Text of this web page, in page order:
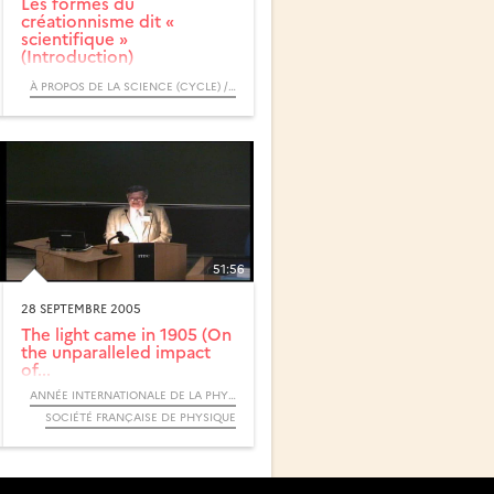
créationnisme dit «
scientifique »
(Introduction)
À PROPOS DE LA SCIENCE (CYCLE) / RENDEZ-VOUS D’ARCHIMÈDE
51:56
28 SEPTEMBRE 2005
The light came in 1905 (On
the unparalleled impact
of...
ANNÉE INTERNATIONALE DE LA PHYSIQUE, 2005
SOCIÉTÉ FRANÇAISE DE PHYSIQUE